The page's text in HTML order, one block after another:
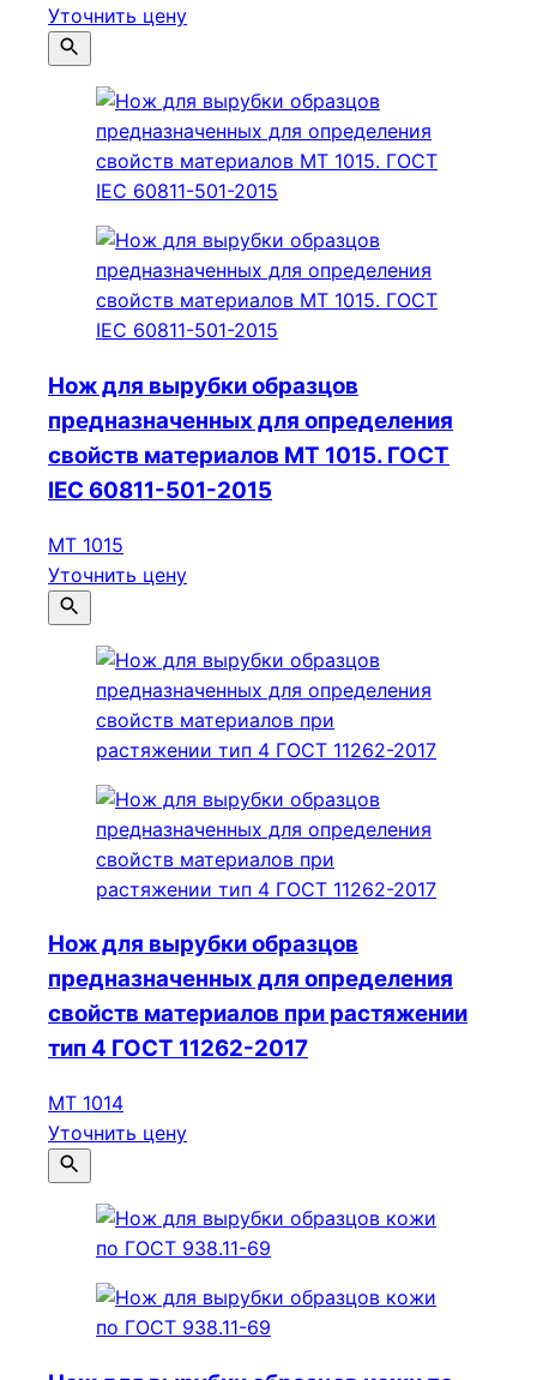
Уточнить цену
Нож для вырубки образцов
предназначенных для определения
свойств материалов МТ 1015. ГОСТ
IEC 60811-501-2015
МТ 1015
Уточнить цену
Нож для вырубки образцов
предназначенных для определения
свойств материалов при растяжении
тип 4 ГОСТ 11262-2017
МТ 1014
Уточнить цену